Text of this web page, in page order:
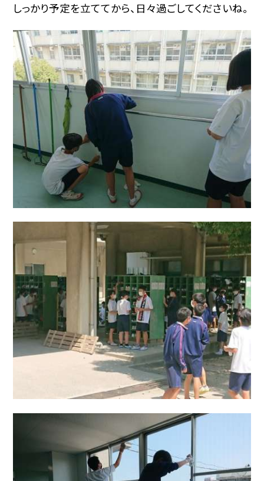
しっかり予定を立ててから、日々過ごしてくださいね。